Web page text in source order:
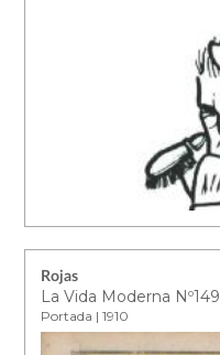
Rojas
La Vida Moderna Nº149
Portada | 1910